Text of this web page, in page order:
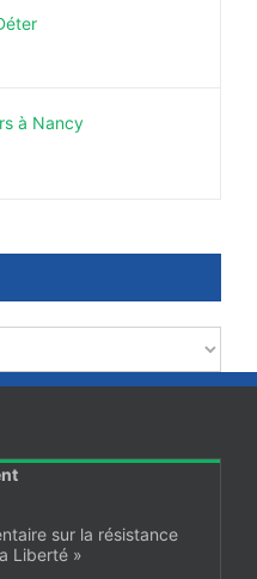
à Nancy
sur la résistance
Liberté »